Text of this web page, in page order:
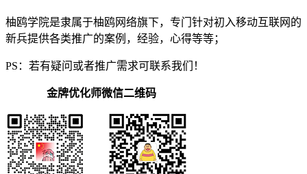
柚鸥学院是隶属于柚鸥网络旗下，专门针对初入移动互联网的
新兵提供各类推广的案例，经验，心得等等；
PS：若有疑问或者推广需求可联系我们！
金牌优化师微信二维码